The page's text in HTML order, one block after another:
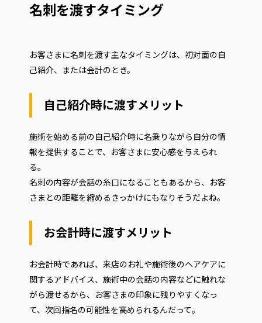
名刺を渡すタイミング
お客さまに名刺を渡す主なタイミングは、初対面の自
己紹介、または会計のとき。
自己紹介時に渡すメリット
施術を始める前の自己紹介時に名乗りながら自分の情
報を提供することで、お客さまに安心感を与えられ
る。
名刺の内容が会話の糸口になることもあるから、お客
さまとの距離を縮めるきっかけにもなりそうだよね。
お会計時に渡すメリット
お会計時であれば、来店のお礼や施術後のヘアケアに
関するアドバイス、施術中の会話の内容などに触れな
がら渡せるから、お客さまの印象に残りやすくなっ
て、次回指名の可能性を高められるんだって。